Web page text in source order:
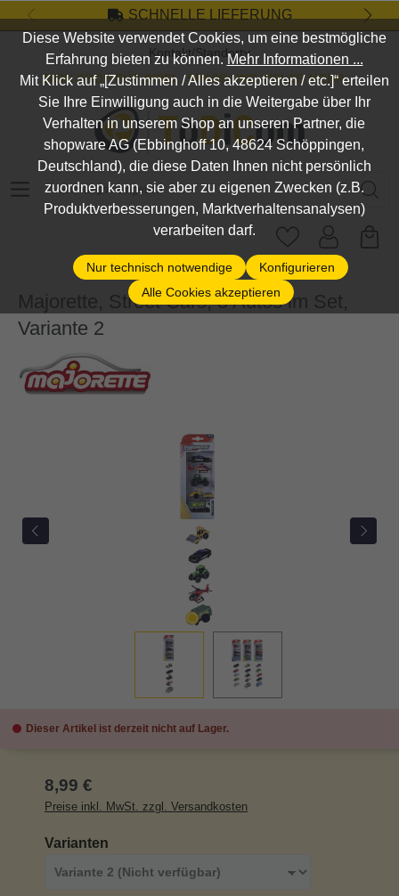
Zum Hauptinhalt springenSCHNELLE LIEFERUNG
Kontakt/Standort
DEIN SHOP FÜR SPIEL, SPASS UND VIELES MEHR...
Suchbegriff eingeben ...
Majorette, Street Cars, 5 Autos im Set,
Variante 2
Bildergalerie überspringen
Dieser Artikel ist derzeit nicht auf Lager.
Regulärer Preis:
8,99 €
Preise inkl. MwSt. zzgl. Versandkosten
Varianten
Diese Website verwendet Cookies, um eine bestmögliche
Erfahrung bieten zu können.Mehr Informationen ...
Mit Klick auf „[Zustimmen / Alles akzeptieren / etc.]“ erteilen
Sie Ihre Einwilligung auch in die Weitergabe über Ihr
Verhalten in unserem Shop an unseren Partner, die
shopware AG (Ebbinghoff 10, 48624 Schöppingen,
Deutschland), die diese Daten Ihnen nicht persönlich
zuordnen kann, sie aber zu eigenen Zwecken (z.B.
Produktverbesserungen, Marktverhaltensanalysen)
verarbeiten darf.
Nur technisch notwendige
Konfigurieren
Alle Cookies akzeptieren